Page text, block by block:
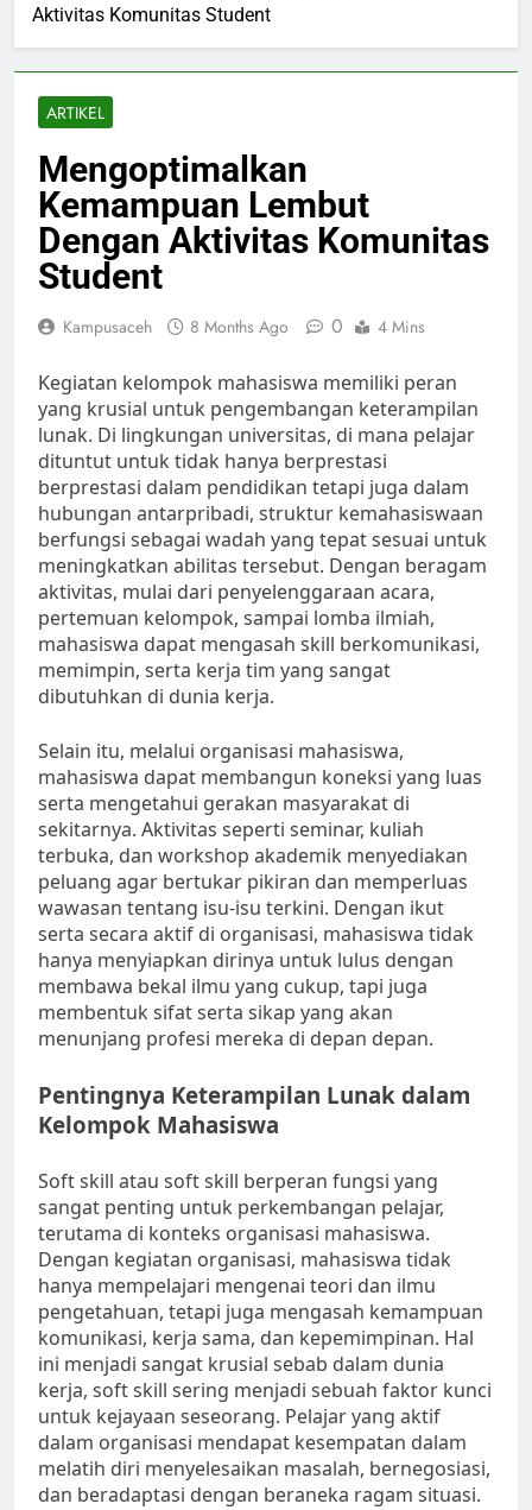
Aktivitas Komunitas Student
ARTIKEL
Mengoptimalkan
Kemampuan Lembut
Dengan Aktivitas Komunitas
Student
Kampusaceh 8 Months Ago 0 4 Mins
Kegiatan kelompok mahasiswa memiliki peran
yang krusial untuk pengembangan keterampilan
lunak. Di lingkungan universitas, di mana pelajar
dituntut untuk tidak hanya berprestasi
berprestasi dalam pendidikan tetapi juga dalam
hubungan antarpribadi, struktur kemahasiswaan
berfungsi sebagai wadah yang tepat sesuai untuk
meningkatkan abilitas tersebut. Dengan beragam
aktivitas, mulai dari penyelenggaraan acara,
pertemuan kelompok, sampai lomba ilmiah,
mahasiswa dapat mengasah skill berkomunikasi,
memimpin, serta kerja tim yang sangat
dibutuhkan di dunia kerja.
Selain itu, melalui organisasi mahasiswa,
mahasiswa dapat membangun koneksi yang luas
serta mengetahui gerakan masyarakat di
sekitarnya. Aktivitas seperti seminar, kuliah
terbuka, dan workshop akademik menyediakan
peluang agar bertukar pikiran dan memperluas
wawasan tentang isu-isu terkini. Dengan ikut
serta secara aktif di organisasi, mahasiswa tidak
hanya menyiapkan dirinya untuk lulus dengan
membawa bekal ilmu yang cukup, tapi juga
membentuk sifat serta sikap yang akan
menunjang profesi mereka di depan depan.
Pentingnya Keterampilan Lunak dalam
Kelompok Mahasiswa
Soft skill atau soft skill berperan fungsi yang
sangat penting untuk perkembangan pelajar,
terutama di konteks organisasi mahasiswa.
Dengan kegiatan organisasi, mahasiswa tidak
hanya mempelajari mengenai teori dan ilmu
pengetahuan, tetapi juga mengasah kemampuan
komunikasi, kerja sama, dan kepemimpinan. Hal
ini menjadi sangat krusial sebab dalam dunia
kerja, soft skill sering menjadi sebuah faktor kunci
untuk kejayaan seseorang. Pelajar yang aktif
dalam organisasi mendapat kesempatan dalam
melatih diri menyelesaikan masalah, bernegosiasi,
dan beradaptasi dengan beraneka ragam situasi.